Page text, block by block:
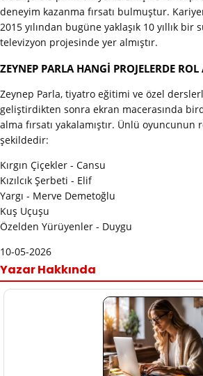
deneyim kazanma fırsatı bulmuştur.
2015 yılından bugüne yaklaşık 10 yıllık
televizyon projesinde yer almıştır.
ZEYNEP PARLA HANGİ PROJELERDE
Zeynep Parla, tiyatro eğitimi ve özel
geliştirdikten sonra ekran macerasında
alma fırsatı yakalamıştır. Ünlü oyuncunun
şekildedir:
Kırgın Çiçekler - Cansu
Kızılcık Şerbeti - Elif
Yargı - Merve Demetoğlu
Kuş Uçuşu
Özelden Yürüyenler - Duygu
10-05-2026
Yazar Hakkında